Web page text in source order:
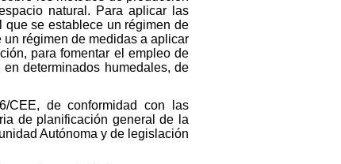
natural. Para aplicar las
se establece un régimen de
régimen de medidas a aplicar
para fomentar el empleo de
determinados humedales, de
CEE, de conformidad con las
de planificación general de la
Autónoma y de legislación